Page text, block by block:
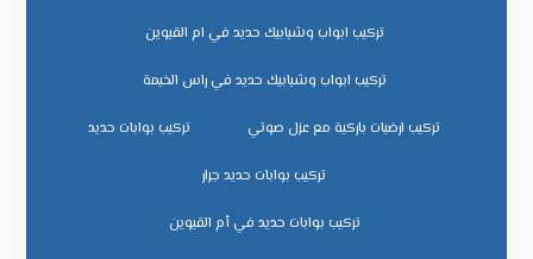
تركيب ابواب وشبابيك حديد في ام القيوين
تركيب ابواب وشبابيك حديد في راس الخيمة
تركيب ارضيات باركية مع عزل صوتي تركيب بوابات حديد
تركيب بوابات حديد جرار
تركيب بوابات حديد في أم القيوين